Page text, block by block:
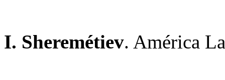
I. Sheremétiev. América